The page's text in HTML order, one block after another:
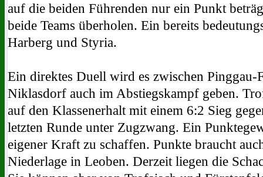
auf die beiden Führenden nur ein Punkt
beide Teams überholen. Ein bereits
Harberg und Styria.
Ein direktes Duell wird es zwischen
Niklasdorf auch im Abstiegskampf geben.
auf den Klassenerhalt mit einem 6:2 Sieg
letzten Runde unter Zugzwang. Ein
eigener Kraft zu schaffen. Punkte braucht
Niederlage in Leoben. Derzeit liegen die